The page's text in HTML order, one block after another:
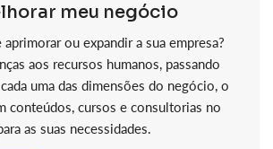
meu negócio
aprimorar ou expandir a sua empresa?
aos recursos humanos, passando
uma das dimensões do negócio, o
conteúdos, cursos e consultorias no
as suas necessidades.